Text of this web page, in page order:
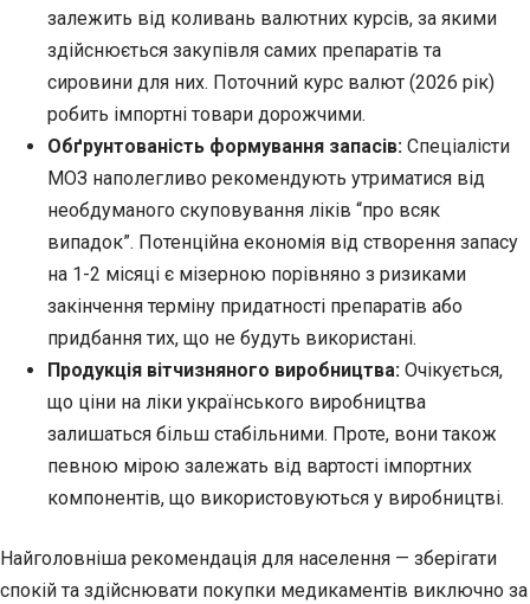
залежить від коливань валютних курсів, за якими
здійснюється закупівля самих препаратів та
сировини для них. Поточний курс валют (2026 рік)
робить імпортні товари дорожчими.
Обґрунтованість формування запасів: Спеціалісти
МОЗ наполегливо рекомендують утриматися від
необдуманого скуповування ліків “про всяк
випадок”. Потенційна економія від створення запасу
на 1-2 місяці є мізерною порівняно з ризиками
закінчення терміну придатності препаратів або
придбання тих, що не будуть використані.
Продукція вітчизняного виробництва: Очікується,
що ціни на ліки українського виробництва
залишаться більш стабільними. Проте, вони також
певною мірою залежать від вартості імпортних
компонентів, що використовуються у виробництві.
Найголовніша рекомендація для населення — зберігати
спокій та здійснювати покупки медикаментів виключно за